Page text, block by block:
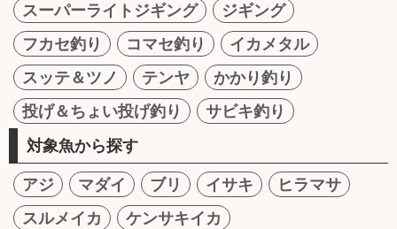
スーパーライトジギング
ジギング
フカセ釣り
コマセ釣り
イカメタル
スッテ＆ツノ
テンヤ
かかり釣り
投げ＆ちょい投げ釣り
サビキ釣り
対象魚から探す
アジ マダイ ブリ イサキ
ヒラマサ
スルメイカ
ケンサキイカ